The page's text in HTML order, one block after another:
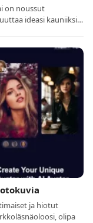
on noussut
ideasi kauniiksi…
ja hiotut
olipa